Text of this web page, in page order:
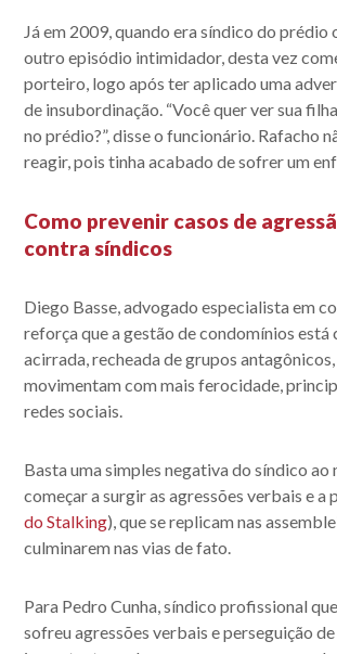
Já em 2009, quando era síndico do prédio
outro episódio intimidador, desta vez
porteiro, logo após ter aplicado uma
de insubordinação. “Você quer ver sua
no prédio?”, disse o funcionário. Rafacho
reagir, pois tinha acabado de sofrer um
Como prevenir casos de
contra síndicos
Diego Basse, advogado especialista em
reforça que a gestão de condomínios está
acirrada, recheada de grupos antagônicos,
movimentam com mais ferocidade,
redes sociais.
Basta uma simples negativa do síndico ao
começar a surgir as agressões verbais e a
do Stalking), que se replicam nas
culminarem nas vias de fato.
Para Pedro Cunha, síndico profissional
sofreu agressões verbais e perseguição